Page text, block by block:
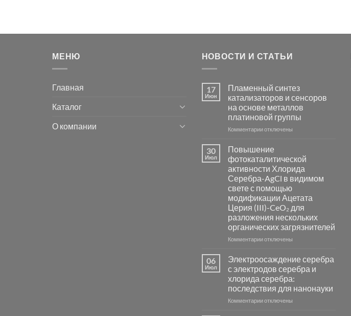
МЕНЮ
Главная
Каталог
О компании
НОВОСТИ И СТАТЬИ
17
Июн
Пламенный синтез
катализаторов и сенсоров
на основе металлов
платиновой группы
Комментариик
синтез
катализаторов
и
сенсоров
на
основе
металлов
платиновой
группы
отключены
30
Июл
Повышение
фотокаталитической
активности Хлорида
Серебра-AgCl в видимом
свете с помощью
модификации Ацетата
Церия (III)-CeO₂ для
разложения нескольких
органических загрязнителей
Комментариик
фотокаталитической
активности
Хлорида
Серебра-
AgCl
отключены
06
Июл
Электроосаждение серебра
с электродов серебра и
хлорида серебра:
последствия для нанонауки
Комментариикотключены